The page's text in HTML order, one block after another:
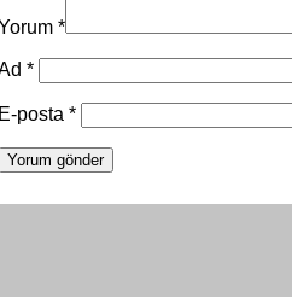
*
*
posta *